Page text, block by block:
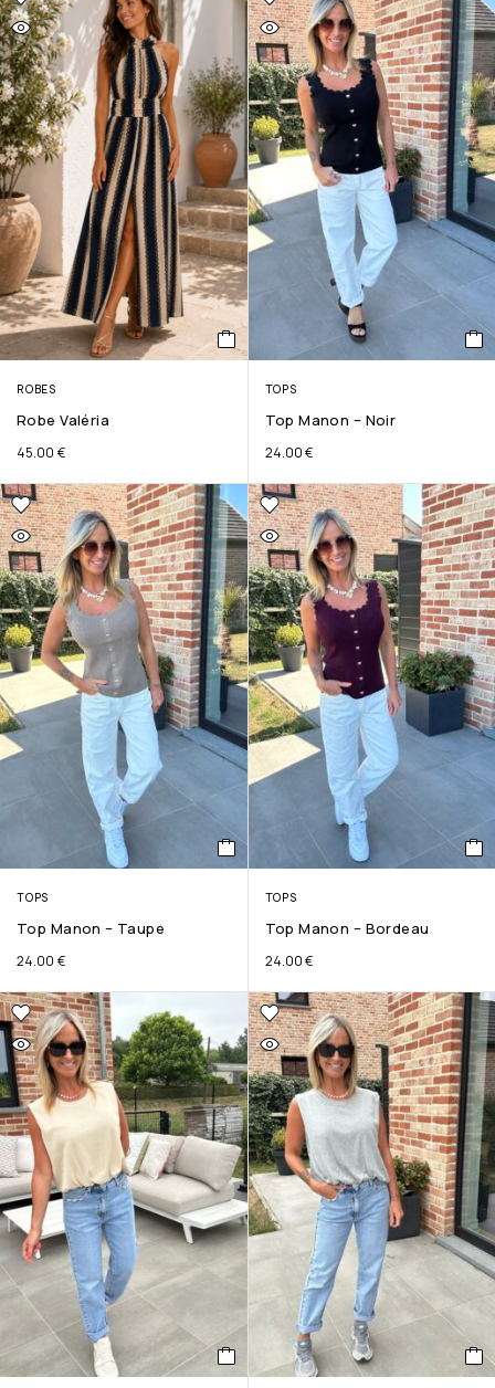
ROBES
Robe Valéria
45.00 €
TOPS
Top Manon – Noir
24.00€
TOPS
Top Manon – Taupe
24.00 €
TOPS
Top Manon – Bordeau
24.00€